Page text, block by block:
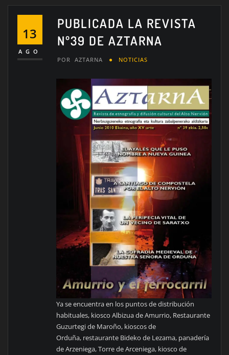
13
AGO
PUBLICADA LA REVISTA
Nº39 DE AZTARNA
POR AZTARNA NOTICIAS
Ya se encuentra en los puntos de distribución
habituales, kiosco Albizua de Amurrio, Restaurante
Guzurtegi de Maroño, kioscos de
Orduña, restaurante Bideko de Lezama, panadería
de Arzeniega, Torre de Arceniega, kiosco de